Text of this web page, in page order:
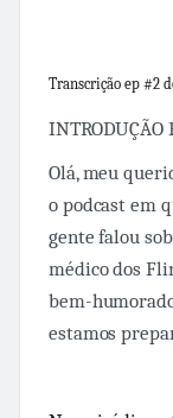
Transcrição ep #2
INTRODUÇÃO
Olá, meu
o podcast em
gente falou
médico dos
bem-
estamos